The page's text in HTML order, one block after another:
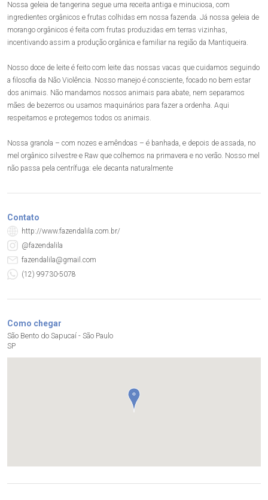
Nossa geleia de tangerina segue uma receita antiga e minuciosa, com
ingredientes orgânicos e frutas colhidas em nossa fazenda. Já nossa geleia de
morango orgânicos é feita com frutas produzidas em terras vizinhas,
incentivando assim a produção orgânica e familiar na região da Mantiqueira.
Nosso doce de leite é feito com leite das nossas vacas que cuidamos seguindo
a filosofia da Não Violência. Nosso manejo é consciente, focado no bem estar
dos animais. Não mandamos nossos animais para abate, nem separamos
mães de bezerros ou usamos maquinários para fazer a ordenha. Aqui
respeitamos e protegemos todos os animais.
Nossa granola – com nozes e amêndoas – é banhada, e depois de assada, no
mel orgânico silvestre e Raw que colhemos na primavera e no verão. Nosso mel
não passa pela centrífuga: ele decanta naturalmente
Contato
http://www.fazendalila.com.br/
@fazendalila
fazendalila@gmail.com
(12) 99730-5078
Como chegar
São Bento do Sapucaí - São Paulo
SP